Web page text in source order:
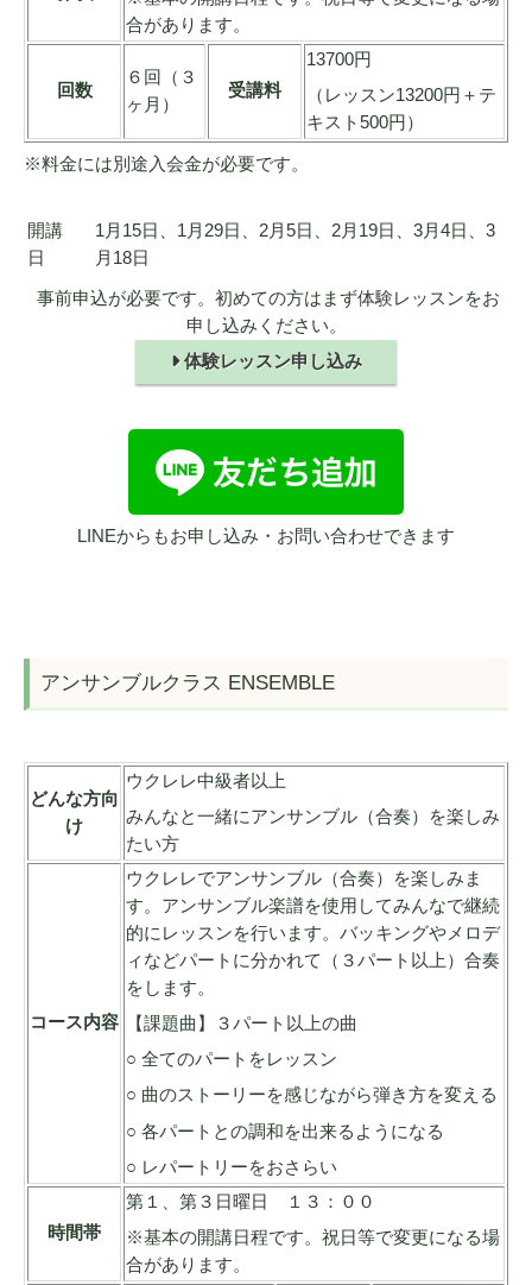
合があります。
回数
６回（３
ヶ月）
受講料
13700円
（レッスン13200円＋テ
キスト500円）
※料金には別途入会金が必要です。
開講
日
1月15日、1月29日、2月5日、2月19日、3月4日、3
月18日
事前申込が必要です。初めての方はまず体験レッスンをお
申し込みください。
体験レッスン申し込み
LINEからもお申し込み・お問い合わせできます
アンサンブルクラス ENSEMBLE
どんな方向
け
ウクレレ中級者以上
みんなと一緒にアンサンブル（合奏）を楽しみ
たい方
コース内容
ウクレレでアンサンブル（合奏）を楽しみま
す。アンサンブル楽譜を使用してみんなで継続
的にレッスンを行います。バッキングやメロデ
ィなどパートに分かれて（３パート以上）合奏
をします。
【課題曲】３パート以上の曲
○ 全てのパートをレッスン
○ 曲のストーリーを感じながら弾き方を変える
○ 各パートとの調和を出来るようになる
○ レパートリーをおさらい
時間帯
第１、第３日曜日 １３：００
※基本の開講日程です。祝日等で変更になる場
合があります。